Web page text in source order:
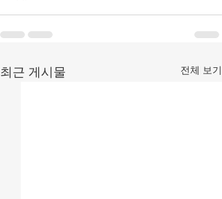
최근 게시물 전체 보기